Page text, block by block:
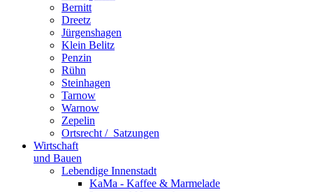
Bernitt
Dreetz
Jürgenshagen
Klein Belitz
Penzin
Rühn
Steinhagen
Tarnow
Warnow
Zepelin
Ortsrecht / ­ Satzungen
Wirtschaft
und Bauen
Lebendige Innenstadt
KaMa - Kaffee & Marmelade